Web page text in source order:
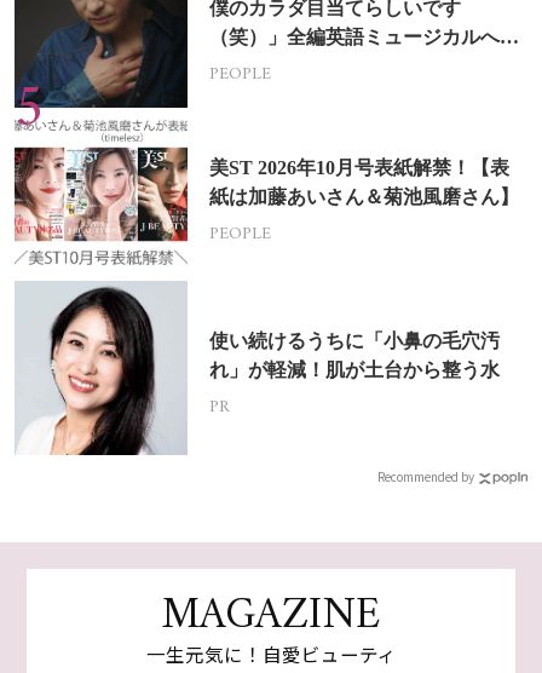
僕のカラダ目当てらしいです
（笑）」全編英語ミュージカルへの
挑戦
PEOPLE
美ST 2026年10月号表紙解禁！【表
紙は加藤あいさん＆菊池風磨さん】
PEOPLE
使い続けるうちに「小鼻の毛穴汚
れ」が軽減！肌が土台から整う水
PR
Recommended by
MAGAZINE
一生元気に！自愛ビューティ